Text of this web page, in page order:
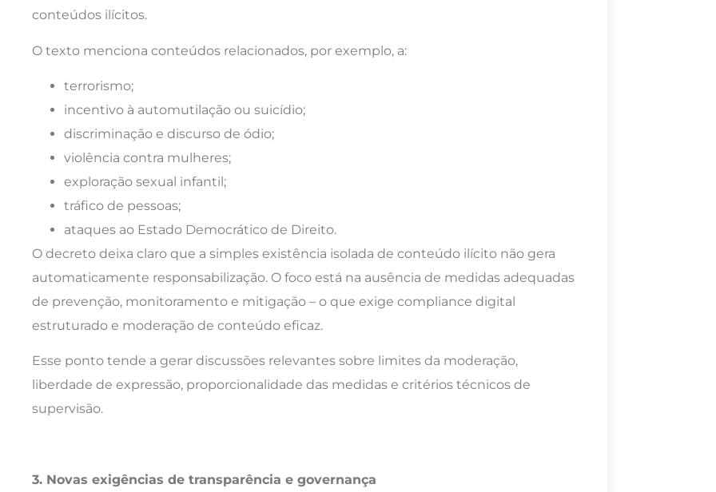
conteúdos ilícitos.
O texto menciona conteúdos relacionados, por exemplo, a:
terrorismo;
incentivo à automutilação ou suicídio;
discriminação e discurso de ódio;
violência contra mulheres;
exploração sexual infantil;
tráfico de pessoas;
ataques ao Estado Democrático de Direito.
O decreto deixa claro que a simples existência isolada de conteúdo ilícito não gera
automaticamente responsabilização. O foco está na ausência de medidas adequadas
de prevenção, monitoramento e mitigação – o que exige compliance digital
estruturado e moderação de conteúdo eficaz.
Esse ponto tende a gerar discussões relevantes sobre limites da moderação,
liberdade de expressão, proporcionalidade das medidas e critérios técnicos de
supervisão.
3. Novas exigências de transparência e governança